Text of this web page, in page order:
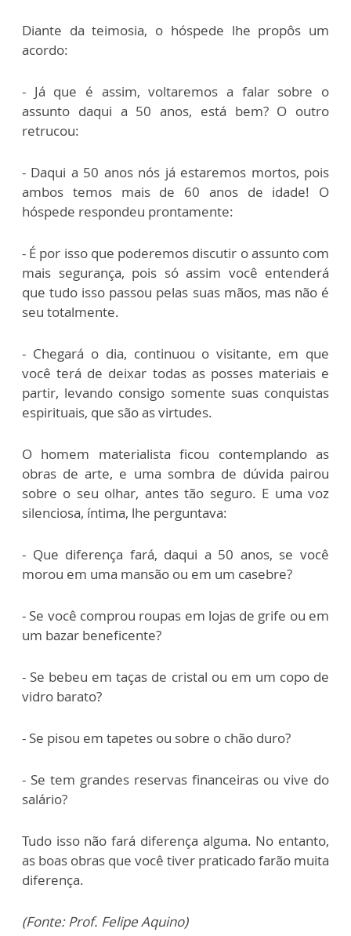
Diante da teimosia, o hóspede lhe propôs um
acordo:
- Já que é assim, voltaremos a falar sobre o
assunto daqui a 50 anos, está bem? O outro
retrucou:
- Daqui a 50 anos nós já estaremos mortos, pois
ambos temos mais de 60 anos de idade! O
hóspede respondeu prontamente:
- É por isso que poderemos discutir o assunto com
mais segurança, pois só assim você entenderá
que tudo isso passou pelas suas mãos, mas não é
seu totalmente.
- Chegará o dia, continuou o visitante, em que
você terá de deixar todas as posses materiais e
partir, levando consigo somente suas conquistas
espirituais, que são as virtudes.
O homem materialista ficou contemplando as
obras de arte, e uma sombra de dúvida pairou
sobre o seu olhar, antes tão seguro. E uma voz
silenciosa, íntima, lhe perguntava:
- Que diferença fará, daqui a 50 anos, se você
morou em uma mansão ou em um casebre?
- Se você comprou roupas em lojas de grife ou em
um bazar beneficente?
- Se bebeu em taças de cristal ou em um copo de
vidro barato?
- Se pisou em tapetes ou sobre o chão duro?
- Se tem grandes reservas financeiras ou vive do
salário?
Tudo isso não fará diferença alguma. No entanto,
as boas obras que você tiver praticado farão muita
diferença.
(Fonte: Prof. Felipe Aquino)